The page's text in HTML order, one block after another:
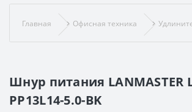
Главная Офисная техника
Шнур питания LANMASTER
PP13L14-5.0-BK